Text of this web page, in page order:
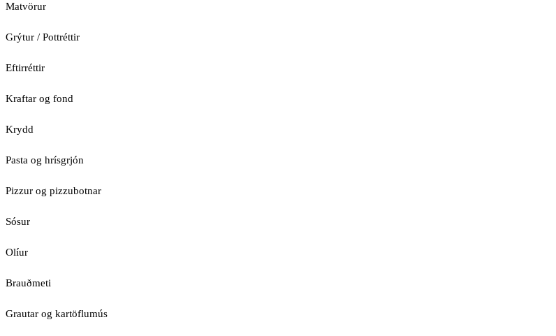
Matvörur
Grýtur / Pottréttir
Eftirréttir
Kraftar og fond
Krydd
Pasta og hrísgrjón
Pizzur og pizzubotnar
Sósur
Olíur
Brauðmeti
Grautar og kartöflumús